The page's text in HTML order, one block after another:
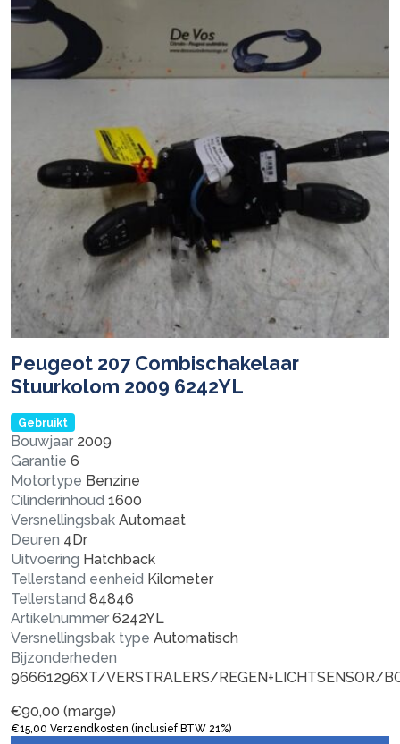
Peugeot 207 Combischakelaar
Stuurkolom 2009 6242YL
Gebruikt
Bouwjaar 2009
Garantie 6
Motortype Benzine
Cilinderinhoud 1600
Versnellingsbak Automaat
Deuren 4Dr
Uitvoering Hatchback
Tellerstand eenheid Kilometer
Tellerstand 84846
Artikelnummer 6242YL
Versnellingsbak type Automatisch
Bijzonderheden
96661296XT/VERSTRALERS/REGEN+LICHTSENSOR/
€90,00 (marge)
€15,00 Verzendkosten (inclusief BTW 21%)